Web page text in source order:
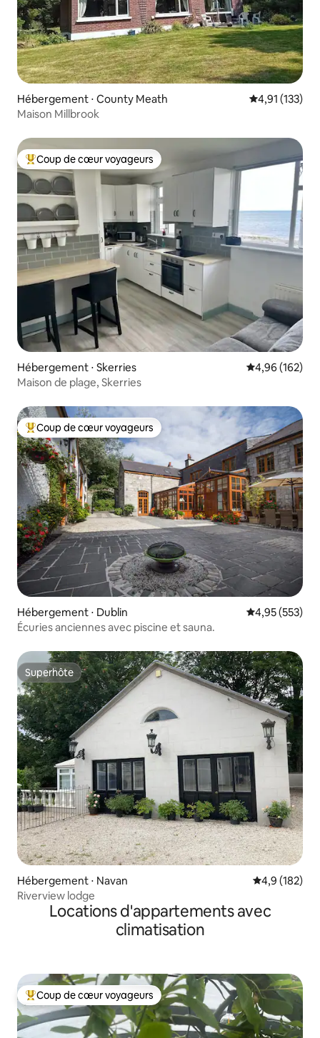
Hébergement ⋅ County Meath Évaluation
4,91 (133)
Maison Millbrook
Coups de cœur voyageurs les plus appréciés
Coup de cœur voyageurs
Hébergement ⋅ Skerries Évaluation
4,96 (162)
Maison de plage, Skerries
Coups de cœur voyageurs les plus appréciés
Coup de cœur voyageurs
Hébergement ⋅ Dublin Évaluation
4,95 (553)
Écuries anciennes avec piscine et sauna.
Superhôte
Superhôte
Hébergement ⋅ Navan Évaluation
4,9 (182)
Riverview lodge
Locations d'appartements avec
climatisation
Coups de cœur voyageurs les plus appréciés
Coup de cœur voyageurs